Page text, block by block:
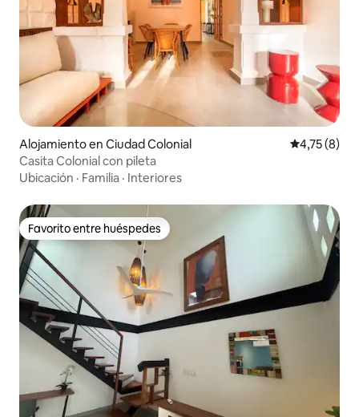
Alojamiento en Ciudad Colonial Calificación
4,75 (8)
Casita Colonial con pileta
Ubicación · Familia · Interiores
Favorito entre huéspedes
Favorito entre huéspedes